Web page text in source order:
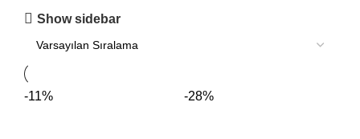
Show sidebar
-11% -28%